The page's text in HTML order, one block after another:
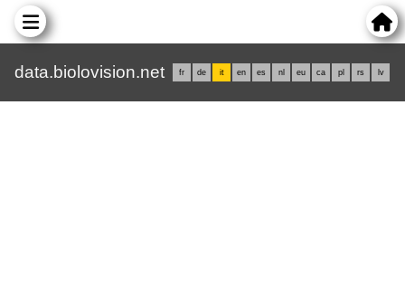
data.biolovision.net fr de it en es nl eu ca pl rs lv